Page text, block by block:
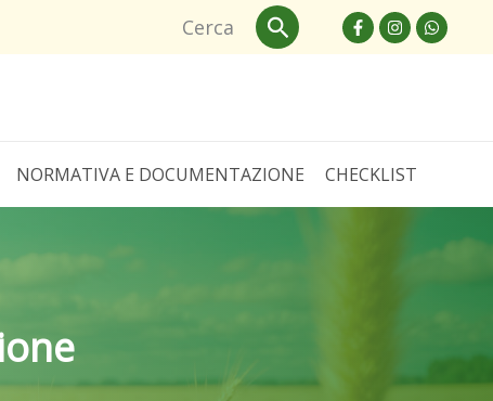
Cerca
NORMATIVA E DOCUMENTAZIONE CHECKLIST